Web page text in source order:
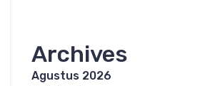
Archives
Agustus 2026